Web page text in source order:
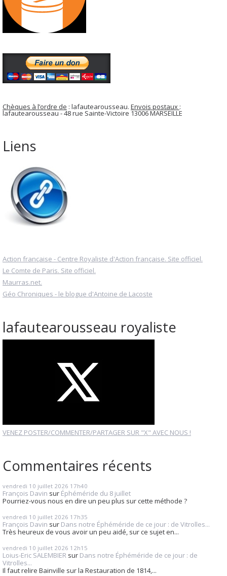
Chèques à l’ordre de : lafautearousseau. Envois postaux :
lafautearousseau - 48 rue Sainte-Victoire 13006 MARSEILLE
Liens
Action française - Centre Royaliste d'Action française. Site officiel.
Le Comte de Paris. Site officiel.
Maurras.net.
Géo Chroniques - le blogue d'Antoine de Lacoste
lafautearousseau royaliste
VENEZ POSTER/COMMENTER/PARTAGER SUR "X" AVEC NOUS !
Commentaires récents
vendredi 10 juillet 2026 17h40
François Davin sur Éphéméride du 8 juillet
Pourriez-vous nous en dire un peu plus sur cette méthode ?
vendredi 10 juillet 2026 17h35
François Davin sur Dans notre Éphéméride de ce jour : de Vitrolles...
Très heureux de vous avoir un peu aidé, sur ce sujet en...
vendredi 10 juillet 2026 12h15
Loius-Eric SALEMBIER sur Dans notre Éphéméride de ce jour : de
Vitrolles...
Il faut relire Bainville sur la Restauration de 1814,...